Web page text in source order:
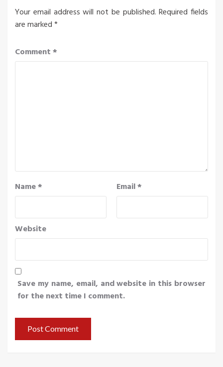
Your email address will not be published. Required fields
are marked*
Comment*
Name* Email*
Website
Save my name, email, and website in this browser
for the next time I comment.